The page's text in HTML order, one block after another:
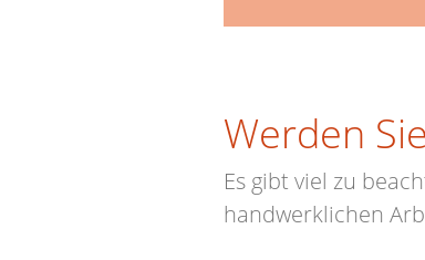
Werden
Es gibt viel zu
handwerklichen